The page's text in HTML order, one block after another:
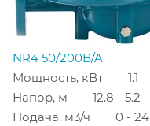
NR4 50/200B/A
Мощность, кВт
1.1
Напор, м
12.8 - 5.2
Подача, м3/ч
0 - 24